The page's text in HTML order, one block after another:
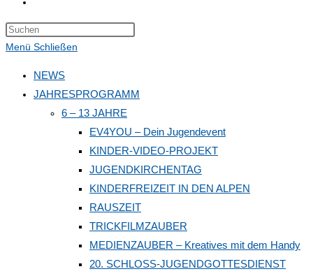
umschalten
the
panel.
Menü Schließen
NEWS
JAHRESPROGRAMM
6 – 13 JAHRE
EV4YOU – Dein Jugendevent
KINDER-VIDEO-PROJEKT
JUGENDKIRCHENTAG
KINDERFREIZEIT IN DEN ALPEN
RAUSZEIT
TRICKFILMZAUBER
MEDIENZAUBER – Kreatives mit dem Handy
20. SCHLOSS-JUGENDGOTTESDIENST